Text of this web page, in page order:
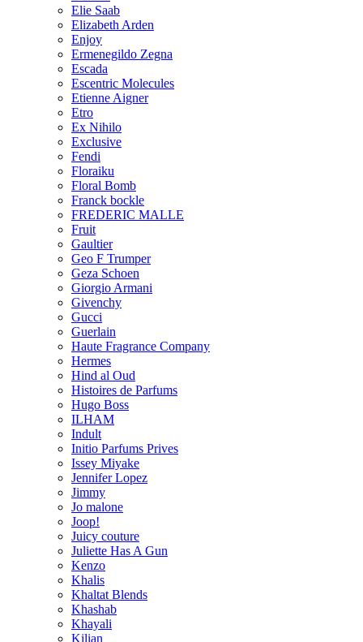
Elie Saab
Elizabeth Arden
Enjoy
Ermenegildo Zegna
Escada
Escentric Molecules
Etienne Aigner
Etro
Ex Nihilo
Exclusive
Fendi
Floraiku
Floral Bomb
Franck bockle
FREDERIC MALLE
Fruit
Gaultier
Geo F Trumper
Geza Schoen
Giorgio Armani
Givenchy
Gucci
Guerlain
Haute Fragrance Company
Hermes
Hind al Oud
Histoires de Parfums
Hugo Boss
ILHAM
Indult
Initio Parfums Prives
Issey Miyake
Jennifer Lopez
Jimmy
Jo malone
Joop!
Juicy couture
Juliette Has A Gun
Kenzo
Khalis
Khaltat Blends
Khashab
Khayali
Kilian